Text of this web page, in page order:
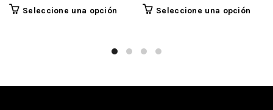
Seleccione una opción Seleccione una opción